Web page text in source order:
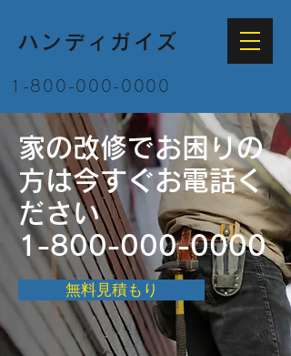
ハンディガイズ
1-800-000-0000
家の改修でお困りの
方は今すぐお電話く
ださい
1-800-000-0000
無料見積もり